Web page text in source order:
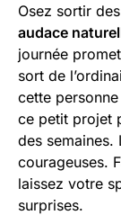
Osez sortir
audace
journée
sort de
cette
ce petit projet
des semaines.
courageuses.
laissez votre
surprises.